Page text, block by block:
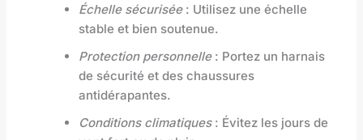
Échelle sécurisée: Utilisez une échelle
stable et bien soutenue.
Protection personnelle: Portez un harnais
de sécurité et des chaussures
antidérapantes.
Conditions climatiques: Évitez les jours de